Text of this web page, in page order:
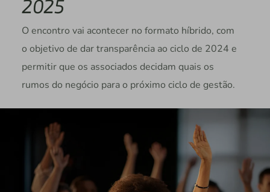
2025
O encontro vai acontecer no formato híbrido, com
o objetivo de dar transparência ao ciclo de 2024 e
permitir que os associados decidam quais os
rumos do negócio para o próximo ciclo de gestão.